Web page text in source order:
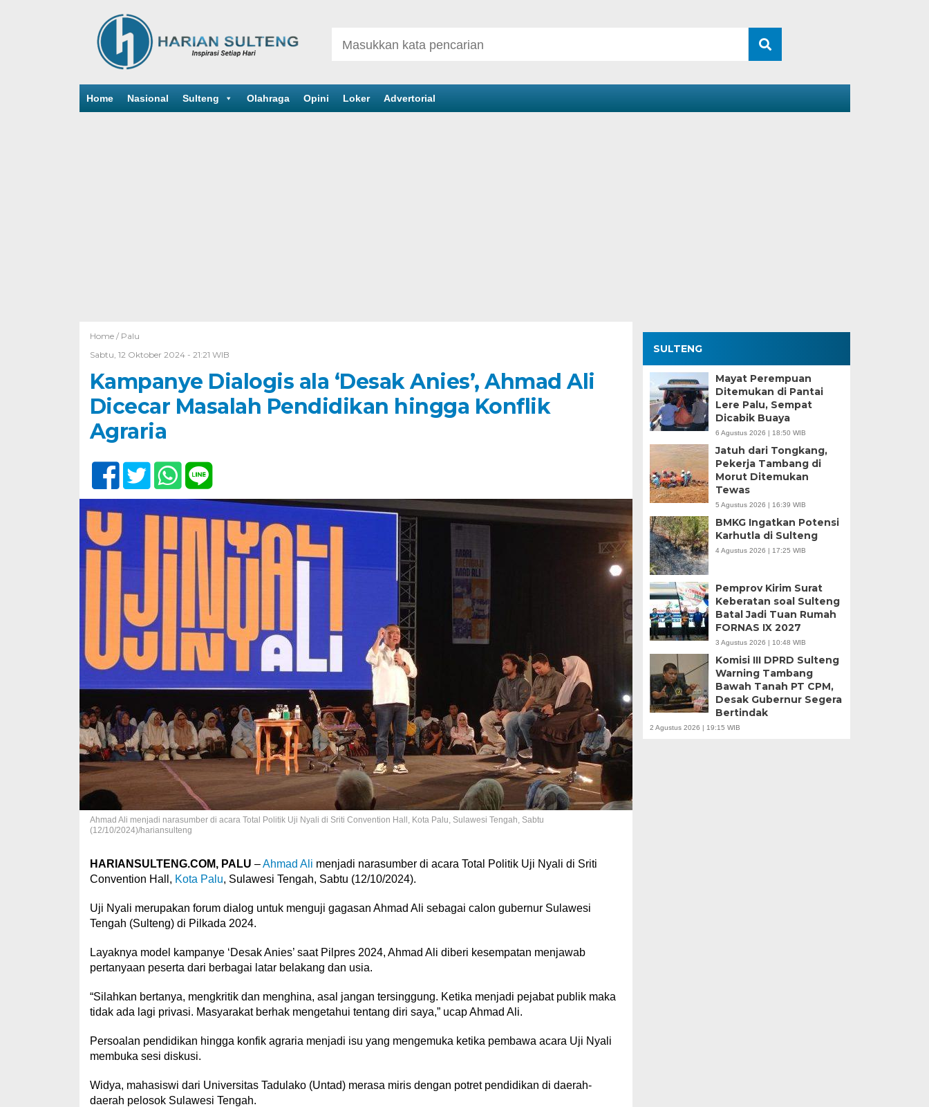
Home Nasional Sulteng Olahraga Opini Loker Advertorial
Home / Palu
Sabtu, 12 Oktober 2024 - 21:21 WIB
Kampanye Dialogis ala ‘Desak Anies’, Ahmad Ali
Dicecar Masalah Pendidikan hingga Konflik
Agraria
Ahmad Ali menjadi narasumber di acara Total Politik Uji Nyali di Sriti Convention Hall, Kota Palu, Sulawesi Tengah, Sabtu
(12/10/2024)/hariansulteng
HARIANSULTENG.COM, PALU –Ahmad Ali menjadi narasumber di acara Total Politik Uji Nyali di Sriti
Convention Hall, Kota Palu, Sulawesi Tengah, Sabtu (12/10/2024).
Uji Nyali merupakan forum dialog untuk menguji gagasan Ahmad Ali sebagai calon gubernur Sulawesi
Tengah (Sulteng) di Pilkada 2024.
Layaknya model kampanye ‘Desak Anies’ saat Pilpres 2024, Ahmad Ali diberi kesempatan menjawab
pertanyaan peserta dari berbagai latar belakang dan usia.
“Silahkan bertanya, mengkritik dan menghina, asal jangan tersinggung. Ketika menjadi pejabat publik maka
tidak ada lagi privasi. Masyarakat berhak mengetahui tentang diri saya,” ucap Ahmad Ali.
Persoalan pendidikan hingga konfik agraria menjadi isu yang mengemuka ketika pembawa acara Uji Nyali
membuka sesi diskusi.
Widya, mahasiswi dari Universitas Tadulako (Untad) merasa miris dengan potret pendidikan di daerah-
daerah pelosok Sulawesi Tengah.
SULTENG
Mayat Perempuan
Ditemukan di Pantai
Lere Palu, Sempat
Dicabik Buaya
6 Agustus 2026 | 18:50 WIB
Jatuh dari Tongkang,
Pekerja Tambang di
Morut Ditemukan
Tewas
5 Agustus 2026 | 16:39 WIB
BMKG Ingatkan Potensi
Karhutla di Sulteng
4 Agustus 2026 | 17:25 WIB
Pemprov Kirim Surat
Keberatan soal Sulteng
Batal Jadi Tuan Rumah
FORNAS IX 2027
3 Agustus 2026 | 10:48 WIB
Komisi III DPRD Sulteng
Warning Tambang
Bawah Tanah PT CPM,
Desak Gubernur Segera
Bertindak
2 Agustus 2026 | 19:15 WIB